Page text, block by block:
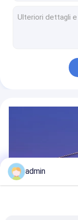
SS304 Lavello da cucina in
Finitura polacca lavandino da
Cucina singola in
admin